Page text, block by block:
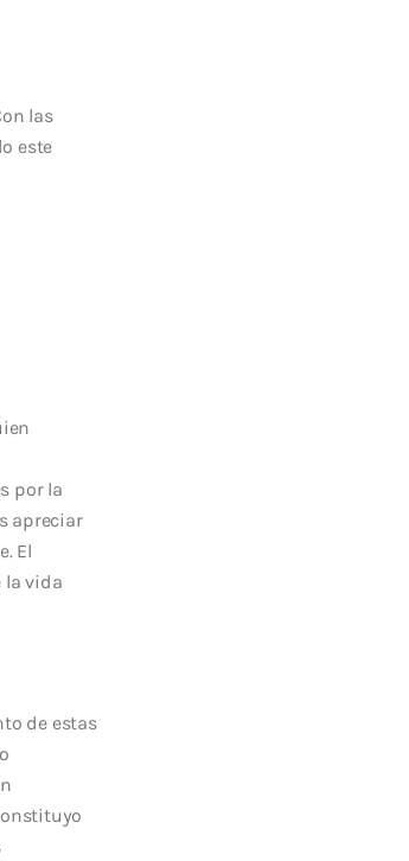
las
este
por la
apreciar
El
la vida
de estas